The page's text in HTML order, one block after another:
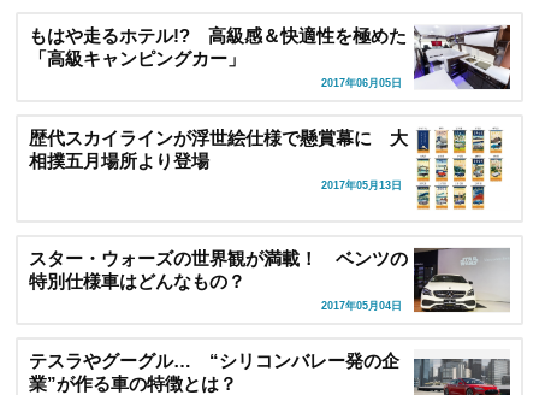
もはや走るホテル!? 高級感＆快適性を極めた
「高級キャンピングカー」
2017年06月05日
歴代スカイラインが浮世絵仕様で懸賞幕に 大
相撲五月場所より登場
2017年05月13日
スター・ウォーズの世界観が満載！ ベンツの
特別仕様車はどんなもの？
2017年05月04日
テスラやグーグル… “シリコンバレー発の企
業”が作る車の特徴とは？